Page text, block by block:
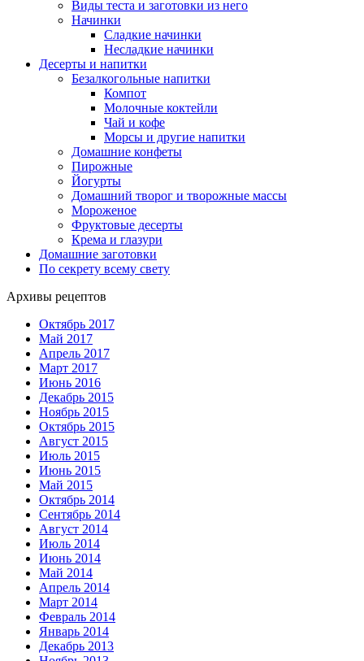
Виды теста и заготовки из него
Начинки
Сладкие начинки
Несладкие начинки
Десерты и напитки
Безалкогольные напитки
Компот
Молочные коктейли
Чай и кофе
Морсы и другие напитки
Домашние конфеты
Пирожные
Йогурты
Домашний творог и творожные массы
Мороженое
Фруктовые десерты
Крема и глазури
Домашние заготовки
По секрету всему свету
Архивы рецептов
Октябрь 2017
Май 2017
Апрель 2017
Март 2017
Июнь 2016
Декабрь 2015
Ноябрь 2015
Октябрь 2015
Август 2015
Июль 2015
Июнь 2015
Май 2015
Октябрь 2014
Сентябрь 2014
Август 2014
Июль 2014
Июнь 2014
Май 2014
Апрель 2014
Март 2014
Февраль 2014
Январь 2014
Декабрь 2013